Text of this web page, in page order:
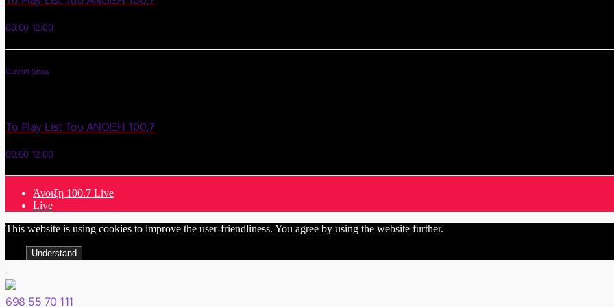
00:00 12:00
Current Show
Το Play List Του ΑΝΟΙΞΗ 100,7
00:00 12:00
Άνοιξη 100.7 Live
Live
This website is using cookies to improve the user-friendliness. You agree by using the website further.
Understand
698 55 70 111